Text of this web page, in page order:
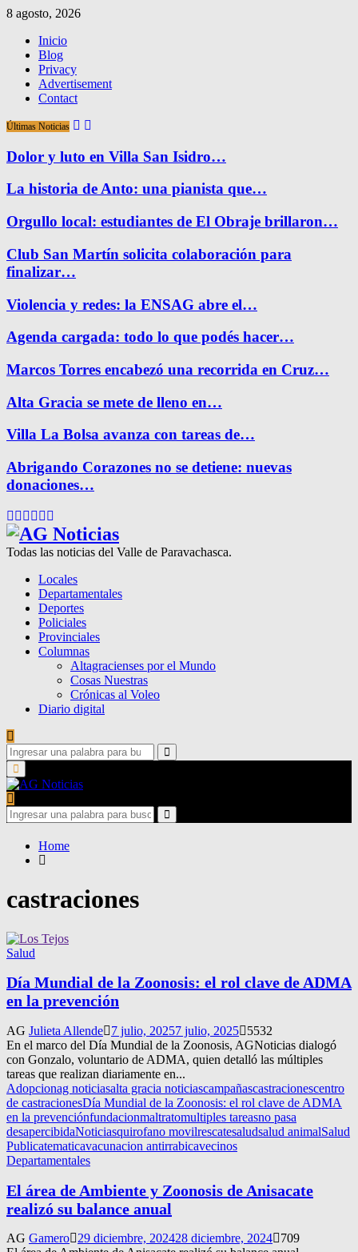
8 agosto, 2026
Inicio
Blog
Privacy
Advertisement
Contact
Últimas Noticias
Dolor y luto en Villa San Isidro…
La historia de Anto: una pianista que…
Orgullo local: estudiantes de El Obraje brillaron…
Club San Martín solicita colaboración para
finalizar…
Violencia y redes: la ENSAG abre el…
Agenda cargada: todo lo que podés hacer…
Marcos Torres encabezó una recorrida en Cruz…
Alta Gracia se mete de lleno en…
Villa La Bolsa avanza con tareas de…
Abrigando Corazones no se detiene: nuevas
donaciones…
Facebook
Twitter
Instagram
Pinterest
Google
Todas las noticias del Valle de Paravachasca.
Locales
Departamentales
Deportes
Policiales
Provinciales
Columnas
Altagracienses por el Mundo
Cosas Nuestras
Crónicas al Voleo
Diario digital
Search
for:
Search
Primary
Menu
Search
for:
Search
Home
castraciones
Salud
Día Mundial de la Zoonosis: el rol clave de ADMA
en la prevención
AG Julieta Allende 7 julio, 20257 julio, 2025
5532
En el marco del Día Mundial de la Zoonosis, AGNoticias dialogó
con Gonzalo, voluntario de ADMA, quien detalló las múltiples
tareas que realizan diariamente en...
Adopcionag noticiasalta gracia noticiascampañascastracionescentro
de castracionesDía Mundial de la Zoonosis: el rol clave de ADMA
en la prevenciónfundacionmaltratomultiples tareasno pasa
desapercibidaNoticiasquirofano movilrescatesaludsalud animalSalud
Publicatematicavacunacion antirrabicavecinos
Departamentales
El área de Ambiente y Zoonosis de Anisacate
realizó su balance anual
AG Gamero 29 diciembre, 202428 diciembre, 2024
709